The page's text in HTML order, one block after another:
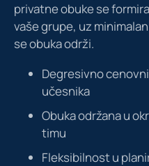
privatne obuke se
vaše grupe, uz
se obuka održi.
Degresivno
učesnika
Obuka održana u
timu
Fleksibilnost u